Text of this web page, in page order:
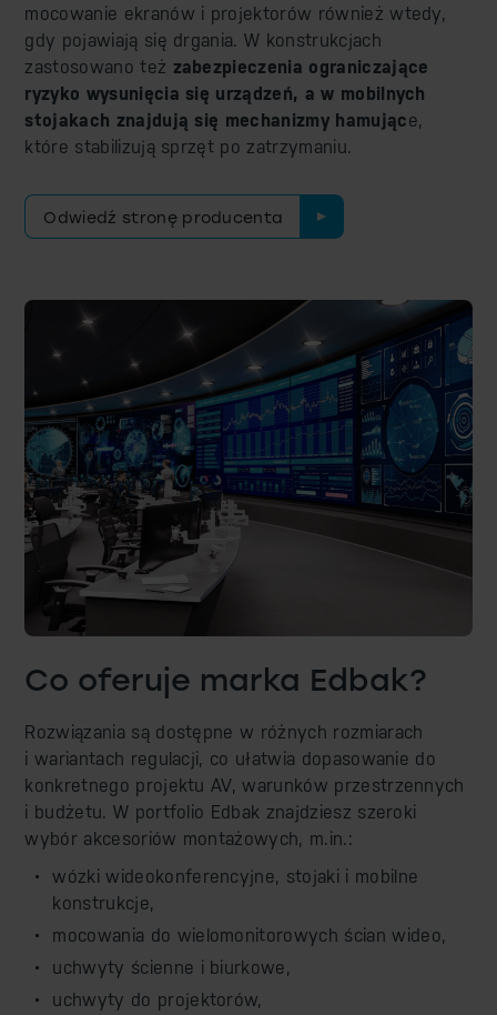
mocowanie ekranów i projektorów również wtedy,
gdy pojawiają się drgania. W konstrukcjach
zastosowano też zabezpieczenia ograniczające
ryzyko wysunięcia się urządzeń, a w mobilnych
stojakach znajdują się mechanizmy hamujące,
które stabilizują sprzęt po zatrzymaniu.
Odwiedź stronę producenta
Co oferuje marka Edbak?
Rozwiązania są dostępne w różnych rozmiarach
i wariantach regulacji, co ułatwia dopasowanie do
konkretnego projektu AV, warunków przestrzennych
i budżetu. W portfolio Edbak znajdziesz szeroki
wybór akcesoriów montażowych, m.in.:
wózki wideokonferencyjne, stojaki i mobilne
konstrukcje,
mocowania do wielomonitorowych ścian wideo,
uchwyty ścienne i biurkowe,
uchwyty do projektorów,